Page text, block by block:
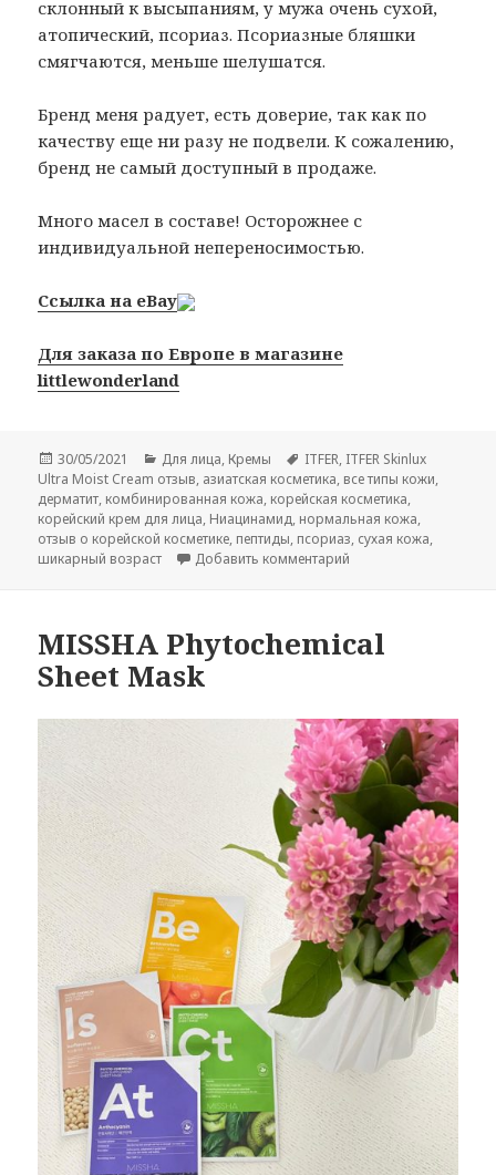
склонный к высыпаниям, у мужа очень сухой,
атопический, псориаз. Псориазные бляшки
смягчаются, меньше шелушатся.
Бренд меня радует, есть доверие, так как по
качеству еще ни разу не подвели. К сожалению,
бренд не самый доступный в продаже.
Много масел в составе! Осторожнее с
индивидуальной непереносимостью.
Ссылка на eBay
Для заказа по Европе в магазине
littlewonderland
Опубликовано
30/05/2021 Рубрики
Для лица, Кремы Метки
ITFER, ITFER Skinlux
Ultra Moist Cream отзыв, азиатская косметика, все типы кожи,
дерматит, комбинированная кожа, корейская косметика,
корейский крем для лица, Ниацинамид, нормальная кожа,
отзыв о корейской косметике, пептиды, псориаз, сухая кожа,
шикарный возраст
Добавить комментарий
MISSHA Phytochemical
Sheet Mask